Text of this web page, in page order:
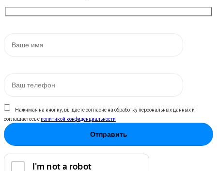
Нажимая на кнопку, вы даете согласие на обработку персональных данных и
соглашаетесь c политикой конфиденциальности